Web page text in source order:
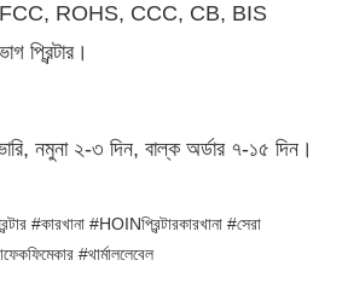
FCC, ROHS, CCC, CB, BIS
প্রিন্টার।
নমুনা ২-৩ দিন, বাল্ক অর্ডার ৭-১৫ দিন।
#কারখানা #HOINপ্রিন্টারকারখানা #সেরা
#থার্মাললেবেল